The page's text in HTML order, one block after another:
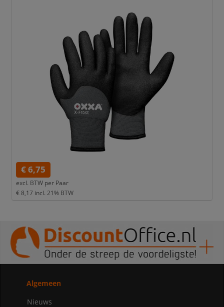
€ 6,75
excl. BTW per Paar
€ 8,17 incl. 21% BTW
Algemeen
Nieuws